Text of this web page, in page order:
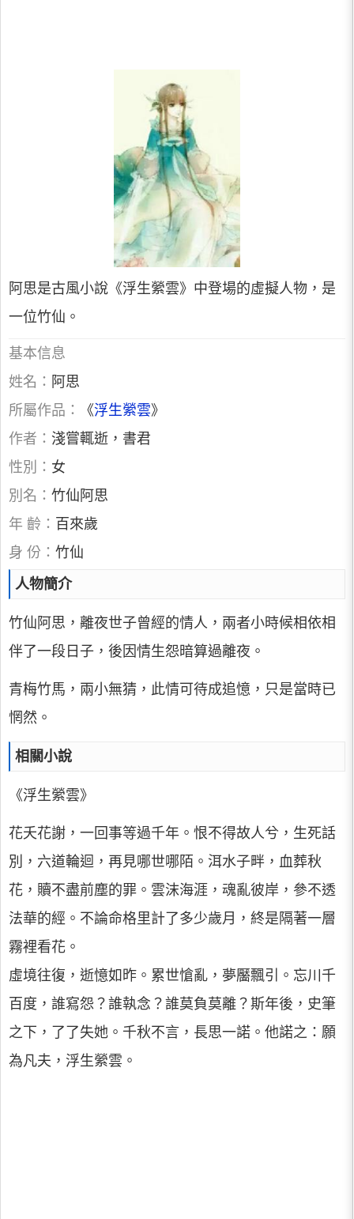
阿思是古風小說《浮生縈雲》中登場的虛擬人物，是
一位竹仙。
基本信息
姓名： 阿思
所屬作品：
《浮生縈雲》
作者： 淺嘗輒逝，書君
性別： 女
別名： 竹仙阿思
年 齡： 百來歲
身 份： 竹仙
人物簡介
竹仙阿思，離夜世子曾經的情人，兩者小時候相依相
伴了一段日子，後因情生怨暗算過離夜。
青梅竹馬，兩小無猜，此情可待成追憶，只是當時已
惘然。
相關小說
《浮生縈雲》
花夭花謝，一回事等過千年。恨不得故人兮，生死話
別，六道輪迴，再見哪世哪陌。洱水子畔，血葬秋
花，贖不盡前塵的罪。雲沫海涯，魂亂彼岸，參不透
法華的經。不論命格里計了多少歲月，終是隔著一層
霧裡看花。
虛境往復，逝憶如昨。累世愴亂，夢靨飄引。忘川千
百度，誰寫怨？誰執念？誰莫負莫離？斯年後，史筆
之下，了了失她。千秋不言，長思一諾。他諾之：願
為凡夫，浮生縈雲。